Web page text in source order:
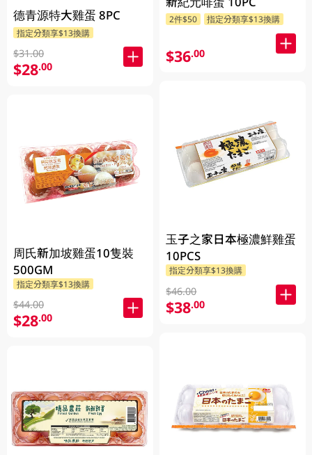
德青源特大雞蛋 8PC
指定分類享$13換購
$31.00
$28.00
周氏新加坡雞蛋10隻裝
500GM
指定分類享$13換購
$44.00
$28.00
2件$50 指定分類享$13換購
$36.00
玉子之家日本極濃鮮雞蛋
10PCS
指定分類享$13換購
$46.00
$38.00